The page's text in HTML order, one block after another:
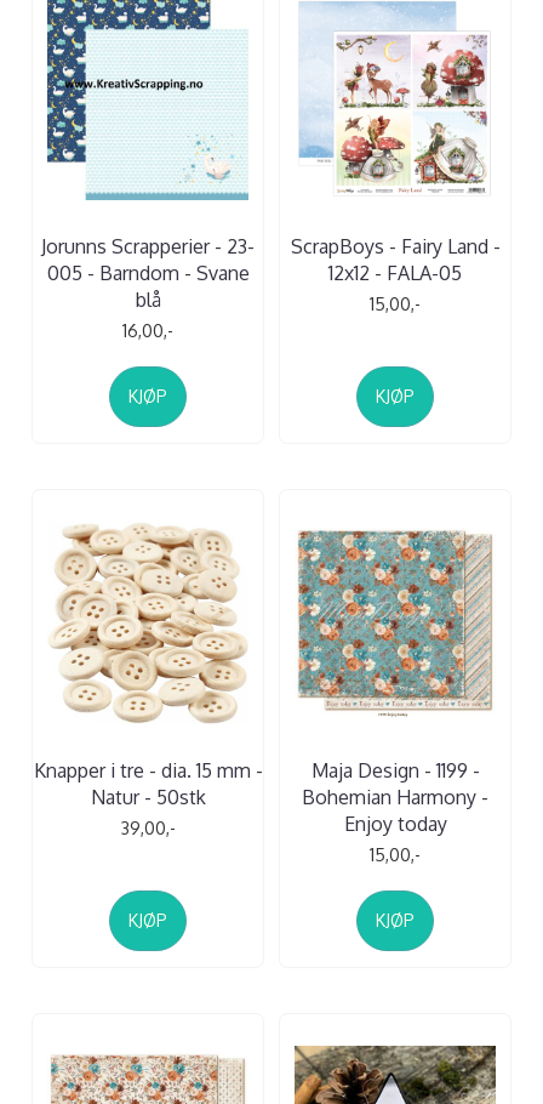
Jorunns Scrapperier - 23-
005 - Barndom - Svane
blå
16,00,-
KJØP
ScrapBoys - Fairy Land -
12x12 - FALA-05
15,00,-
KJØP
Knapper i tre - dia. 15 mm -
Natur - 50stk
39,00,-
KJØP
Maja Design - 1199 -
Bohemian Harmony -
Enjoy today
15,00,-
KJØP